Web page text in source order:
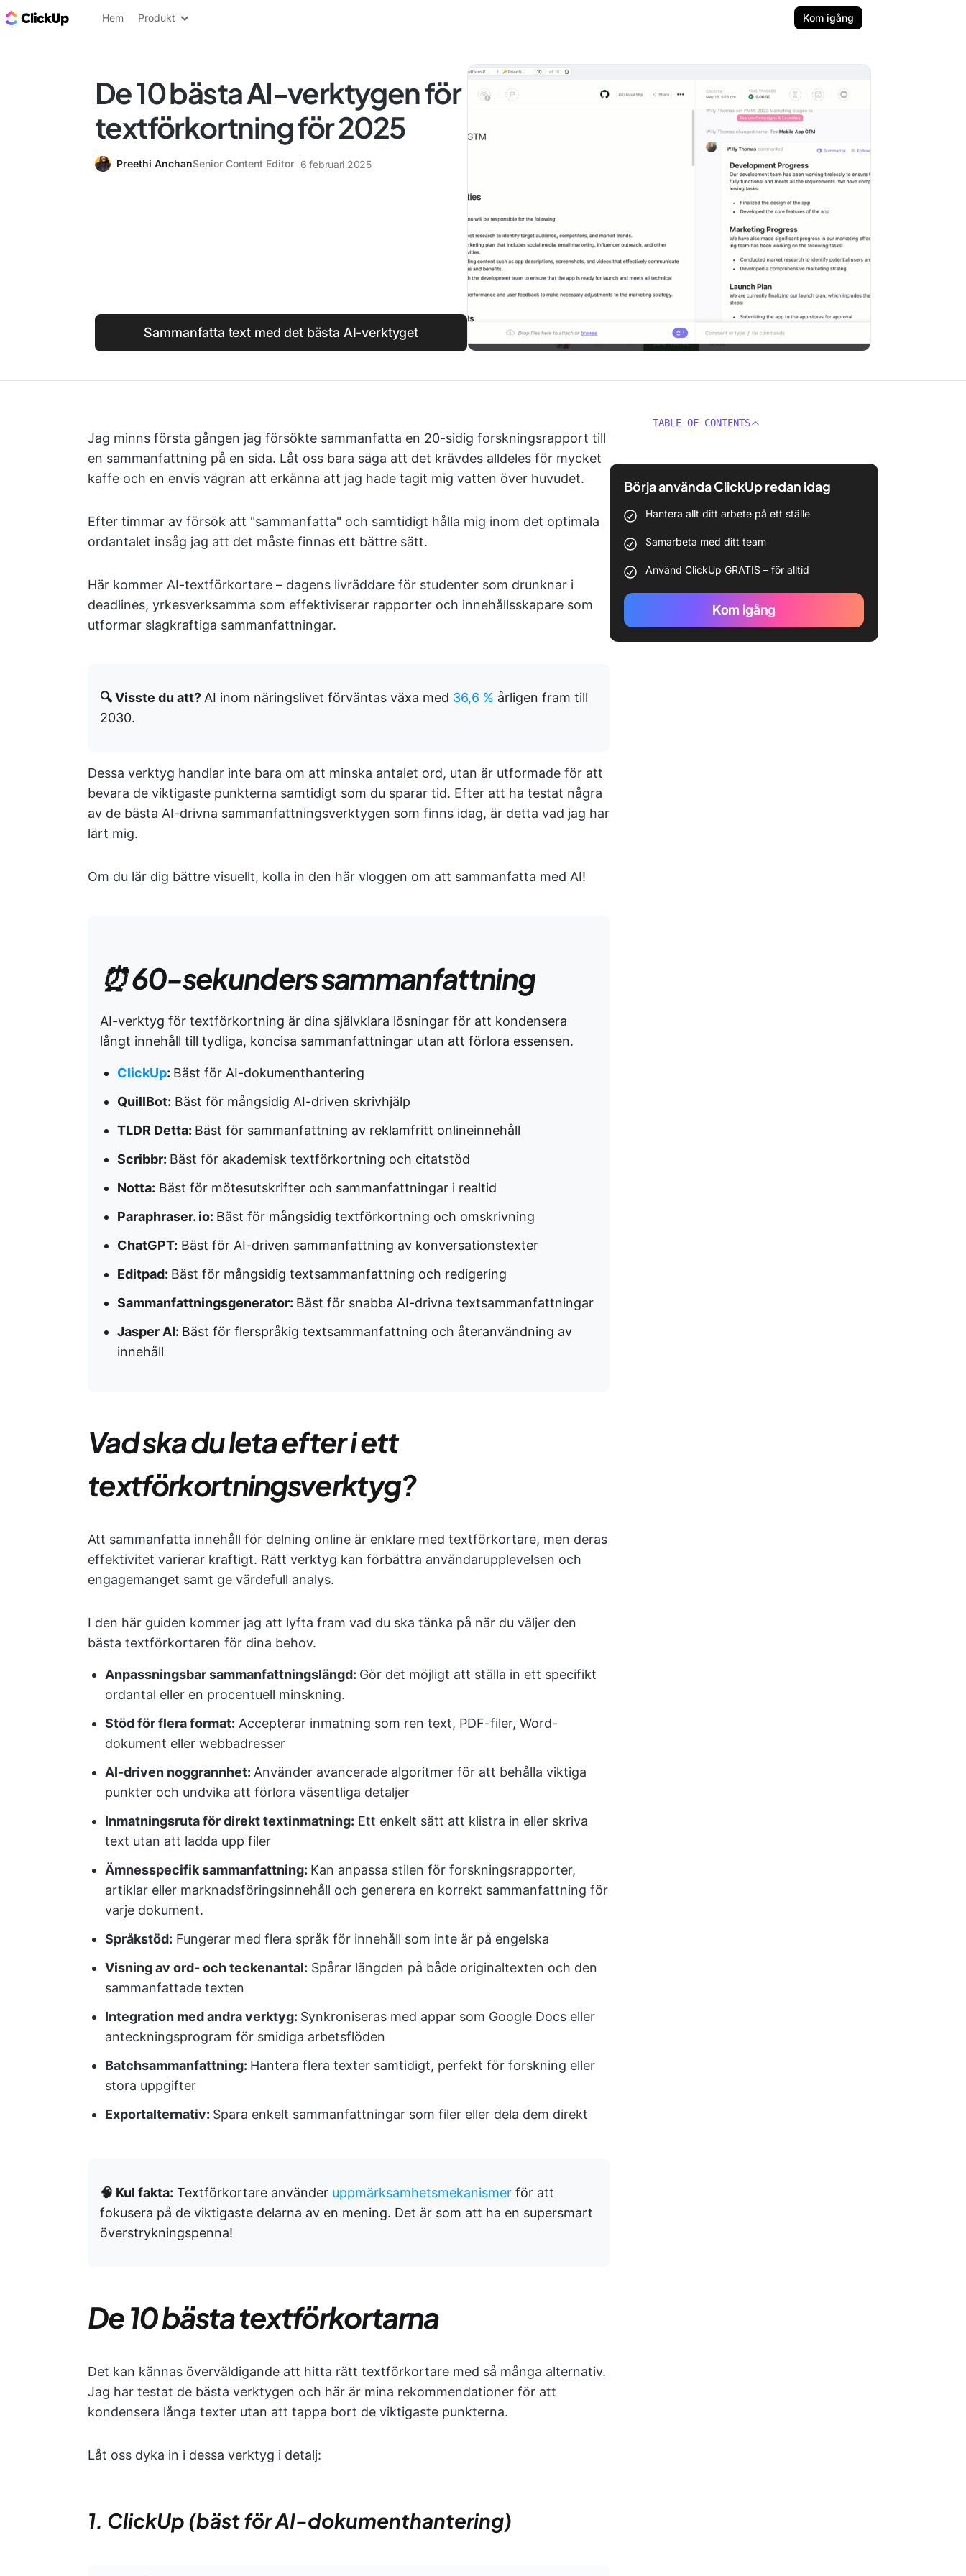
ClickUp-bloggen
Hem Produkt Kom igång
De 10 bästa AI-verktygen för
textförkortning för 2025
Preethi AnchanSenior Content Editor 6 februari 2025
Sammanfatta text med det bästa AI-verktyget
Jag minns första gången jag försökte sammanfatta en 20-sidig forskningsrapport till
en sammanfattning på en sida. Låt oss bara säga att det krävdes alldeles för mycket
kaffe och en envis vägran att erkänna att jag hade tagit mig vatten över huvudet.
Efter timmar av försök att "sammanfatta" och samtidigt hålla mig inom det optimala
ordantalet insåg jag att det måste finnas ett bättre sätt.
Här kommer AI-textförkortare – dagens livräddare för studenter som drunknar i
deadlines, yrkesverksamma som effektiviserar rapporter och innehållsskapare som
utformar slagkraftiga sammanfattningar.
🔍 Visste du att? AI inom näringslivet förväntas växa med 36,6 % årligen fram till
2030.
Dessa verktyg handlar inte bara om att minska antalet ord, utan är utformade för att
bevara de viktigaste punkterna samtidigt som du sparar tid. Efter att ha testat några
av de bästa AI-drivna sammanfattningsverktygen som finns idag, är detta vad jag har
lärt mig.
Om du lär dig bättre visuellt, kolla in den här vloggen om att sammanfatta med AI!
⏰ 60-sekunders sammanfattning
AI-verktyg för textförkortning är dina självklara lösningar för att kondensera
långt innehåll till tydliga, koncisa sammanfattningar utan att förlora essensen.
ClickUp: Bäst för AI-dokumenthantering
QuillBot: Bäst för mångsidig AI-driven skrivhjälp
TLDR Detta: Bäst för sammanfattning av reklamfritt onlineinnehåll
Scribbr: Bäst för akademisk textförkortning och citatstöd
Notta: Bäst för mötesutskrifter och sammanfattningar i realtid
Paraphraser. io: Bäst för mångsidig textförkortning och omskrivning
ChatGPT: Bäst för AI-driven sammanfattning av konversationstexter
Editpad: Bäst för mångsidig textsammanfattning och redigering
Sammanfattningsgenerator: Bäst för snabba AI-drivna textsammanfattningar
Jasper AI: Bäst för flerspråkig textsammanfattning och återanvändning av
innehåll
Vad ska du leta efter i ett
textförkortningsverktyg?
Att sammanfatta innehåll för delning online är enklare med textförkortare, men deras
effektivitet varierar kraftigt. Rätt verktyg kan förbättra användarupplevelsen och
engagemanget samt ge värdefull analys.
I den här guiden kommer jag att lyfta fram vad du ska tänka på när du väljer den
bästa textförkortaren för dina behov.
Anpassningsbar sammanfattningslängd: Gör det möjligt att ställa in ett specifikt
ordantal eller en procentuell minskning.
Stöd för flera format: Accepterar inmatning som ren text, PDF-filer, Word-
dokument eller webbadresser
AI-driven noggrannhet: Använder avancerade algoritmer för att behålla viktiga
punkter och undvika att förlora väsentliga detaljer
Inmatningsruta för direkt textinmatning: Ett enkelt sätt att klistra in eller skriva
text utan att ladda upp filer
Ämnesspecifik sammanfattning: Kan anpassa stilen för forskningsrapporter,
artiklar eller marknadsföringsinnehåll och generera en korrekt sammanfattning för
varje dokument.
Språkstöd: Fungerar med flera språk för innehåll som inte är på engelska
Visning av ord- och teckenantal: Spårar längden på både originaltexten och den
sammanfattade texten
Integration med andra verktyg: Synkroniseras med appar som Google Docs eller
anteckningsprogram för smidiga arbetsflöden
Batchsammanfattning: Hantera flera texter samtidigt, perfekt för forskning eller
stora uppgifter
Exportalternativ: Spara enkelt sammanfattningar som filer eller dela dem direkt
🧠 Kul fakta: Textförkortare använder uppmärksamhetsmekanismer för att
fokusera på de viktigaste delarna av en mening. Det är som att ha en supersmart
överstrykningspenna!
De 10 bästa textförkortarna
Det kan kännas överväldigande att hitta rätt textförkortare med så många alternativ.
Jag har testat de bästa verktygen och här är mina rekommendationer för att
kondensera långa texter utan att tappa bort de viktigaste punkterna.
Låt oss dyka in i dessa verktyg i detalj:
1. ClickUp (bäst för AI-dokumenthantering)
TABLE OF CONTENTS
Börja använda ClickUp redan idag
Hantera allt ditt arbete på ett ställe
Samarbeta med ditt team
Använd ClickUp GRATIS – för alltid
Kom igång